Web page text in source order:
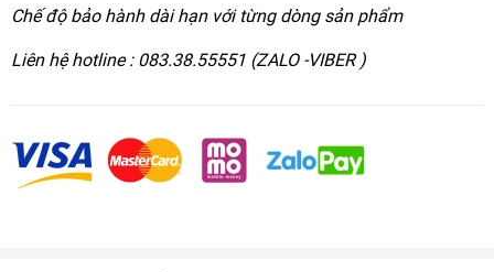
Chế độ bảo hành dài hạn với từng dòng sản phẩm
Liên hệ hotline : 083.38.55551 (ZALO -VIBER )